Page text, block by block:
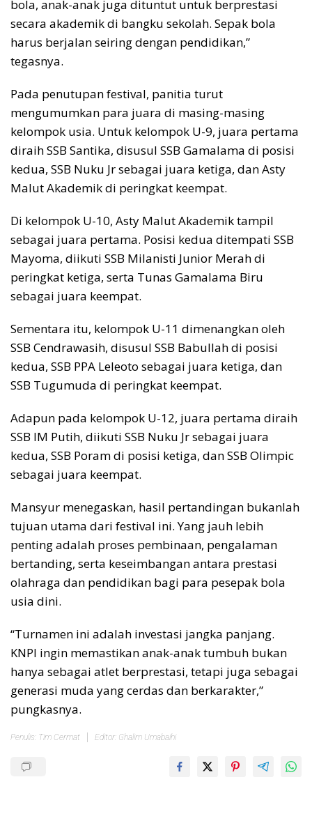
bola, anak-anak juga dituntut untuk berprestasi
secara akademik di bangku sekolah. Sepak bola
harus berjalan seiring dengan pendidikan,”
tegasnya.
Pada penutupan festival, panitia turut
mengumumkan para juara di masing-masing
kelompok usia. Untuk kelompok U-9, juara pertama
diraih SSB Santika, disusul SSB Gamalama di posisi
kedua, SSB Nuku Jr sebagai juara ketiga, dan Asty
Malut Akademik di peringkat keempat.
Di kelompok U-10, Asty Malut Akademik tampil
sebagai juara pertama. Posisi kedua ditempati SSB
Mayoma, diikuti SSB Milanisti Junior Merah di
peringkat ketiga, serta Tunas Gamalama Biru
sebagai juara keempat.
Sementara itu, kelompok U-11 dimenangkan oleh
SSB Cendrawasih, disusul SSB Babullah di posisi
kedua, SSB PPA Leleoto sebagai juara ketiga, dan
SSB Tugumuda di peringkat keempat.
Adapun pada kelompok U-12, juara pertama diraih
SSB IM Putih, diikuti SSB Nuku Jr sebagai juara
kedua, SSB Poram di posisi ketiga, dan SSB Olimpic
sebagai juara keempat.
Mansyur menegaskan, hasil pertandingan bukanlah
tujuan utama dari festival ini. Yang jauh lebih
penting adalah proses pembinaan, pengalaman
bertanding, serta keseimbangan antara prestasi
olahraga dan pendidikan bagi para pesepak bola
usia dini.
“Turnamen ini adalah investasi jangka panjang.
KNPI ingin memastikan anak-anak tumbuh bukan
hanya sebagai atlet berprestasi, tetapi juga sebagai
generasi muda yang cerdas dan berkarakter,”
pungkasnya.
Penulis: Tim Cermat Editor: Ghalim Umabaihi